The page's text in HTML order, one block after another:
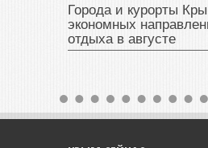
Города и курорты
экономных
отдыха в августе